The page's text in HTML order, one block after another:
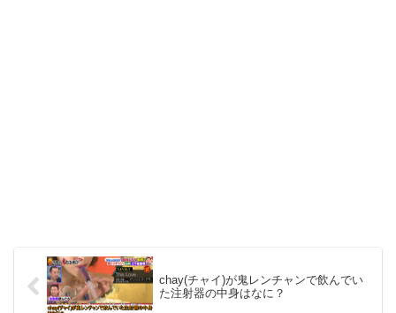
chay(チャイ)が鬼レンチャンで飲んでい
た注射器の中身はなに？